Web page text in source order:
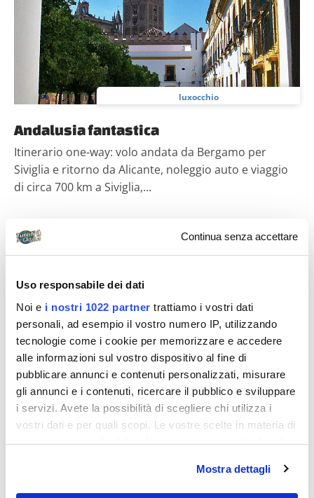
Continua senza accettare
Uso responsabile dei dati
Noi e i nostri 1022 partner trattiamo i vostri dati
personali, ad esempio il vostro numero IP, utilizzando
tecnologie come i cookie per memorizzare e accedere
alle informazioni sul vostro dispositivo al fine di
pubblicare annunci e contenuti personalizzati, misurare
gli annunci e i contenuti, ricercare il pubblico e sviluppare
i servizi. Avete la possibilità di scegliere chi utilizza i
vostri dati e per quali scopi. Le vostre scelte in materia di
privacy sono applicabili solo su questa proprietà digitale
modificare o revocare il proprio consenso in qualsiasi
momento dalla Dichiarazione sui cookie o facendo clic
Mostra dettagli
luxocchio
Andalusia fantastica
Itinerario one-way: volo andata da Bergamo per
Siviglia e ritorno da Alicante, noleggio auto e viaggio
di circa 700 km a Siviglia,...
Diari di viaggio
Mauro Puliani
Col camper in Andalusia di e non solo
Viaggiatori itineranti e camperisti ormai ventennali